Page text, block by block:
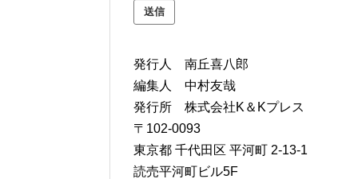
発行人 南丘喜八郎
編集人 中村友哉
発行所 株式会社K＆Kプレス
〒102-0093
東京都 千代田区 平河町 2-13-1
読売平河町ビル5F